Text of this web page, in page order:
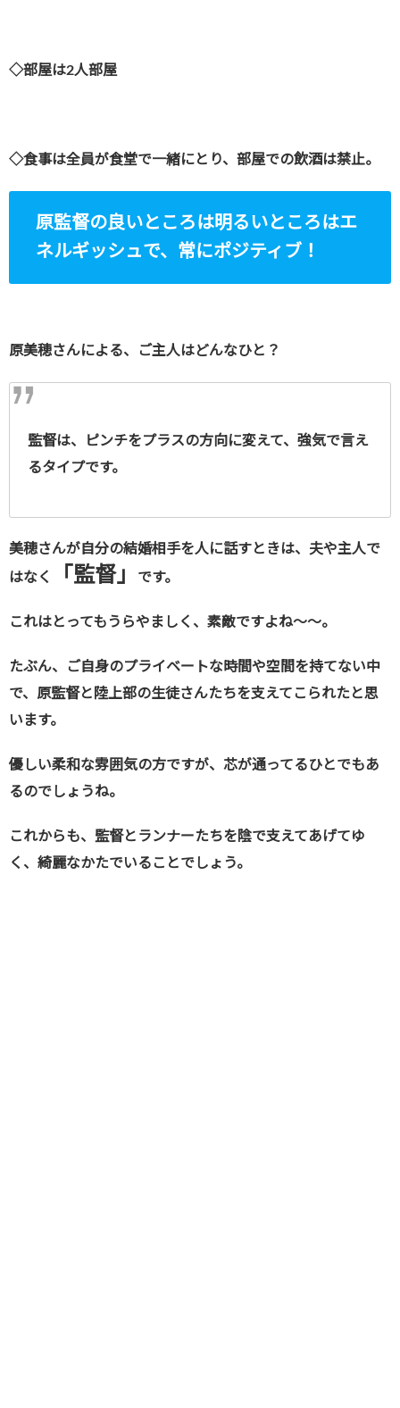
◇部屋は2人部屋
◇食事は全員が食堂で一緒にとり、部屋での飲酒は禁止。
原監督の良いところは明るいところはエ
ネルギッシュで、常にポジティブ！
原美穂さんによる、ご主人はどんなひと？
監督は、ピンチをプラスの方向に変えて、強気で言え
るタイプです。
美穂さんが自分の結婚相手を人に話すときは、夫や主人で
はなく
「監督」 です。
これはとってもうらやましく、素敵ですよね～～。
たぶん、ご自身のプライベートな時間や空間を持てない中
で、原監督と陸上部の生徒さんたちを支えてこられたと思
います。
優しい柔和な雰囲気の方ですが、芯が通ってるひとでもあ
るのでしょうね。
これからも、監督とランナーたちを陰で支えてあげてゆ
く、綺麗なかたでいることでしょう。